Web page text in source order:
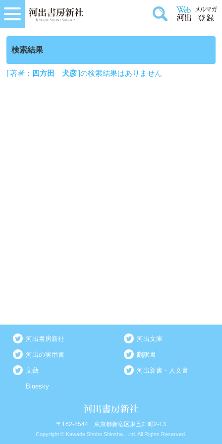
検索結果
[ 著者： 四方田 犬彦]の検索結果はありません
河出書房新社 河出文庫
河出の実用書 翻訳書
文藝 河出新書・人文書
Bluesky
〒162-8544 東京都新宿区東五軒町2-13
Copyright © Kawade Shobo Shinsha., Ltd. All Rights Reserved.